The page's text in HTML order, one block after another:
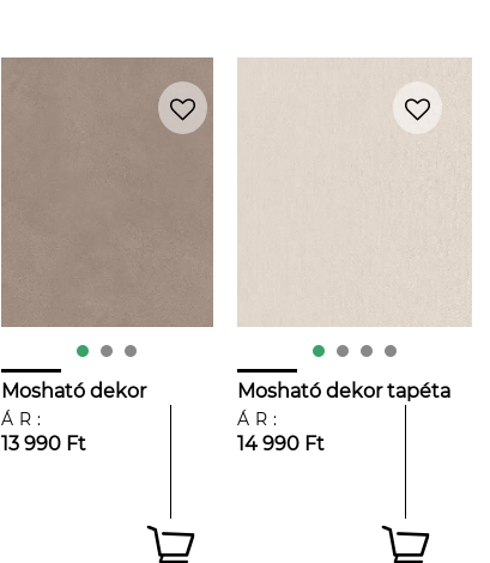
Mosható dekor
tapéta szürkés barna
karcolt mintával
ÁR:
13 990 Ft
Mosható dekor tapéta
világos beige struktúrált
mintával
ÁR:
14 990 Ft